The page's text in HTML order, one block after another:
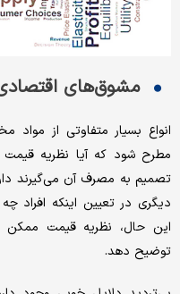
مشوق‌های
انواع بسیار متفاوتی از
مطرح شود که آیا نظریه قیمت
تصمیم به مصرف آن می‌گیرند
دیگری در تعیین اینکه افراد
این حال، نظریه قیمت ممکن
توضیح دهد.